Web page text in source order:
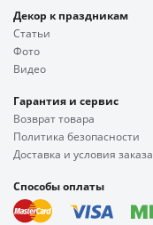
Декор к праздникам
Статьи
Фото
Видео
Гарантия и сервис
Возврат товара
Политика безопасности
Доставка и условия заказа
Способы оплаты